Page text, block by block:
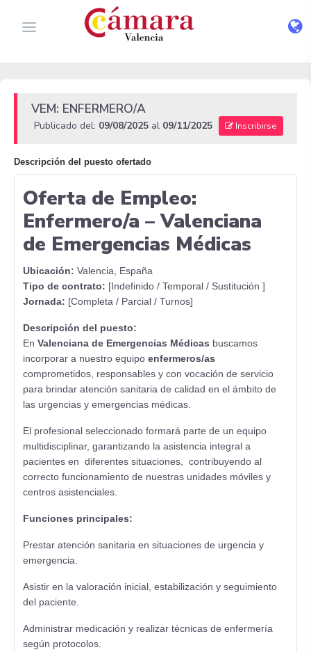
VEM: ENFERMERO/A
Publicado del: 09/08/2025 al 09/11/2025 Inscribirse
Descripción del puesto ofertado
Oferta de Empleo:
Enfermero/a – Valenciana
de Emergencias Médicas
Ubicación: Valencia, España
Tipo de contrato: [Indefinido / Temporal / Sustitución ]
Jornada: [Completa / Parcial / Turnos]
Descripción del puesto:
En Valenciana de Emergencias Médicas buscamos
incorporar a nuestro equipo enfermeros/as
comprometidos, responsables y con vocación de servicio
para brindar atención sanitaria de calidad en el ámbito de
las urgencias y emergencias médicas.
El profesional seleccionado formará parte de un equipo
multidisciplinar, garantizando la asistencia integral a
pacientes en diferentes situaciones, contribuyendo al
correcto funcionamiento de nuestras unidades móviles y
centros asistenciales.
Funciones principales:
Prestar atención sanitaria en situaciones de urgencia y
emergencia.
Asistir en la valoración inicial, estabilización y seguimiento
del paciente.
Administrar medicación y realizar técnicas de enfermería
según protocolos.